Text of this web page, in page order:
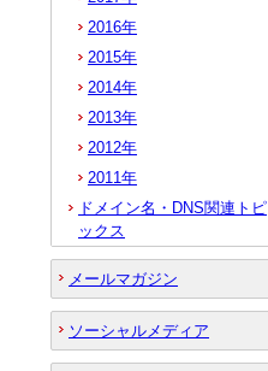
2016年
2015年
2014年
2013年
2012年
2011年
ドメイン名・DNS関連トピ
ックス
メールマガジン
ソーシャルメディア